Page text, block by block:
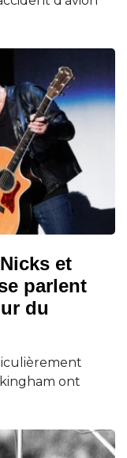
et
parlent
du
ont